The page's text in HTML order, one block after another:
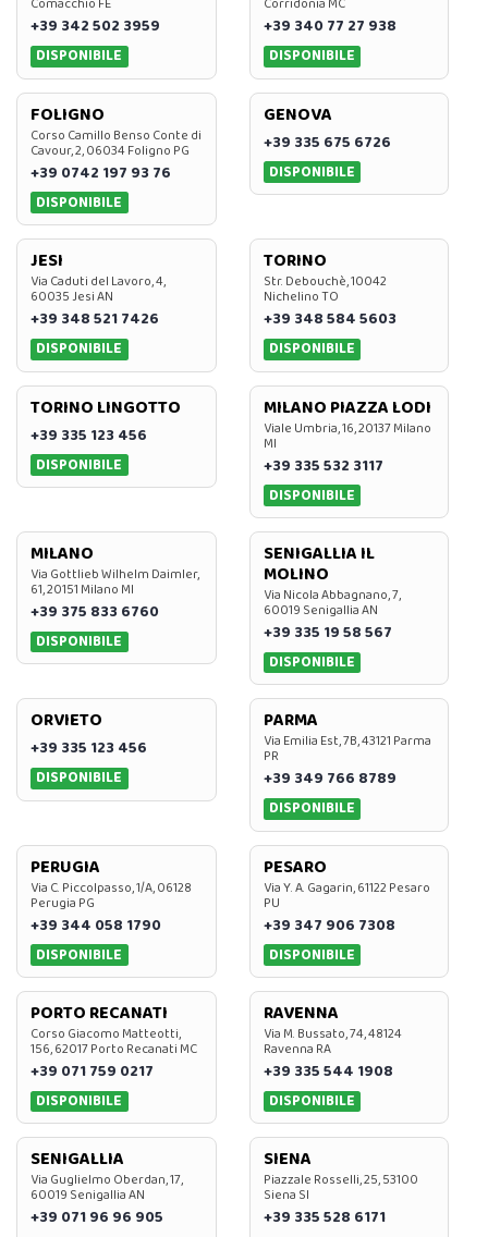
Comacchio FE
+39 342 502 3959
DISPONIBILE
Corridonia MC
+39 340 77 27 938
DISPONIBILE
FOLIGNO
Corso Camillo Benso Conte di
Cavour, 2, 06034 Foligno PG
+39 0742 197 93 76
DISPONIBILE
GENOVA
+39 335 675 6726
DISPONIBILE
JESI
Via Caduti del Lavoro, 4,
60035 Jesi AN
+39 348 521 7426
DISPONIBILE
TORINO
Str. Debouchè, 10042
Nichelino TO
+39 348 584 5603
DISPONIBILE
TORINO LINGOTTO
+39 335 123 456
DISPONIBILE
MILANO PIAZZA LODI
Viale Umbria, 16, 20137 Milano
MI
+39 335 532 3117
DISPONIBILE
MILANO
Via Gottlieb Wilhelm Daimler,
61, 20151 Milano MI
+39 375 833 6760
DISPONIBILE
SENIGALLIA IL
MOLINO
Via Nicola Abbagnano, 7,
60019 Senigallia AN
+39 335 19 58 567
DISPONIBILE
ORVIETO
+39 335 123 456
DISPONIBILE
PARMA
Via Emilia Est, 7B, 43121 Parma
PR
+39 349 766 8789
DISPONIBILE
PERUGIA
Via C. Piccolpasso, 1/A, 06128
Perugia PG
+39 344 058 1790
DISPONIBILE
PESARO
Via Y. A. Gagarin, 61122 Pesaro
PU
+39 347 906 7308
DISPONIBILE
PORTO RECANATI
Corso Giacomo Matteotti,
156, 62017 Porto Recanati MC
+39 071 759 0217
DISPONIBILE
RAVENNA
Via M. Bussato, 74, 48124
Ravenna RA
+39 335 544 1908
DISPONIBILE
SENIGALLIA
Via Guglielmo Oberdan, 17,
60019 Senigallia AN
+39 071 96 96 905
SIENA
Piazzale Rosselli, 25, 53100
Siena SI
+39 335 528 6171